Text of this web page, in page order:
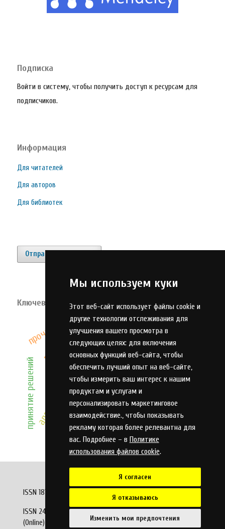
Мы используем куки
Этот веб-сайт использует файлы cookie и
другие технологии отслеживания для
улучшения вашего просмотра в
следующих целях: для включения
основных функций веб-сайта, чтобы
обеспечить лучший опыт на веб-сайте,
чтобы измерить ваш интерес к нашим
продуктам и услугам и
персонализировать маркетинговое
взаимодействие., чтобы показывать
рекламу которая более релевантна для
вас. Подробнее – в Политике
использования файлов cookie.
Я согласен
Я отказываюсь
Изменить мои предпочтения
Подписка
Войти в систему, чтобы получить доступ к ресурсам для
подписчиков.
Информация
Для читателей
Для авторов
Для библиотек
Отправить материал
Ключевые слова
автоматизация
генетический алгоритм
оптимизация
управление
проектирование
модель
микроконтроллер эффективность
алгоритм
анализ
прочность классификация
нагрузочная способность
принятие решений
ISSN 1813-7911 (Print)
ISSN 2410-9304
(Online)